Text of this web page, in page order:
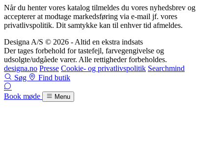
Når du henter vores katalog tilmeldes du vores nyhedsbrev og
accepterer at modtage markedsføring via e-mail jf. vores
privatlivspolitik. Dit samtykke kan til enhver tid afmeldes.
Designa A/S © 2026 - Altid en ekstra indsats
Der tages forbehold for tastefejl, farvegengivelse og
udsolgte/udgåede varer. Alle rettigheder forbeholdes.
designa.no Presse Cookie- og privatlivspolitik Searchmind
Søg
Find butik
Book møde Menu